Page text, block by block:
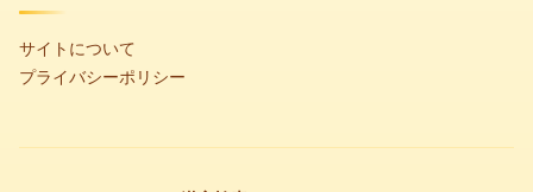
サイトについて
プライバシーポリシー